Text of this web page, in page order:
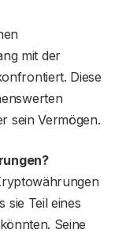
mit der
Diese
sein Vermögen.
sie Teil eines
Seine